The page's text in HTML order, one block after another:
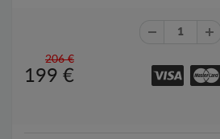
206 €
199 €